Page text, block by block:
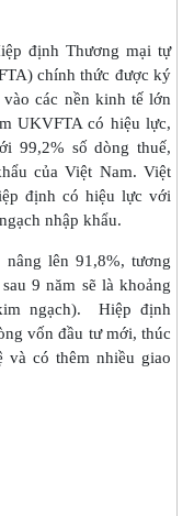
định Thương mại tự
chính thức được ký
các nền kinh tế lớn
UKVFTA có hiệu lực,
99,2% số dòng thuế,
của Việt Nam. Việt
định có hiệu lực với
nhập khẩu.
lên 91,8%, tương
9 năm sẽ là khoảng
ngạch). Hiệp định
vốn đầu tư mới, thúc
và có thêm nhiều giao